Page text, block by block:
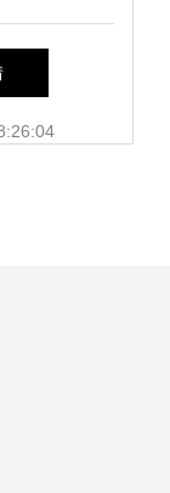
资源价值